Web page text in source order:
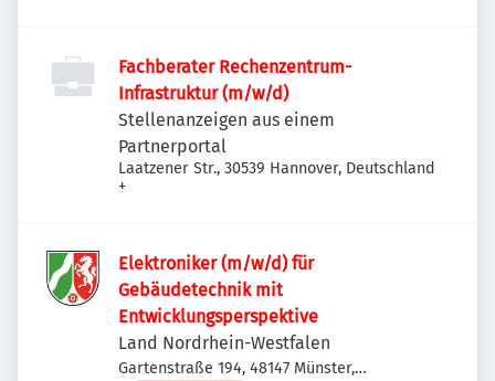
Fachberater Rechenzentrum-
Infrastruktur (m/w/d)
Stellenanzeigen aus einem
Partnerportal
Laatzener Str., 30539 Hannover, Deutschland
+
Elektroniker (m/w/d) für
Gebäudetechnik mit
Entwicklungsperspektive
Land Nordrhein-Westfalen
Gartenstraße 194, 48147 Münster,